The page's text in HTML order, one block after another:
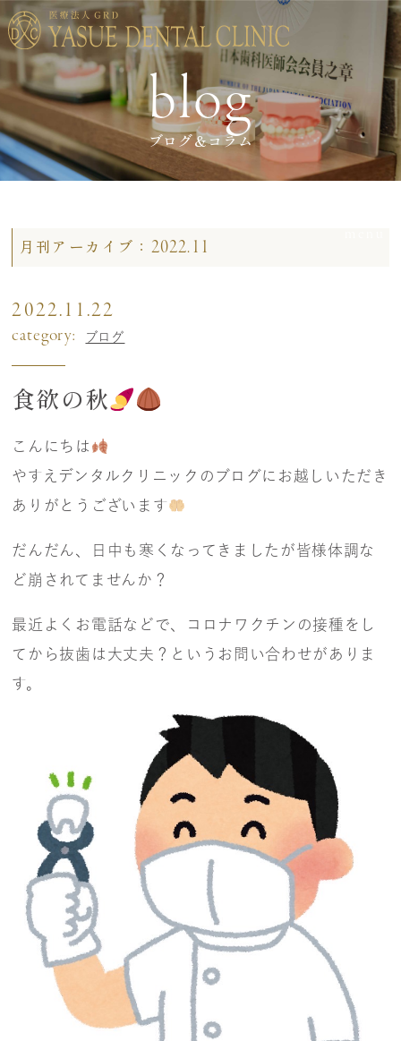
blog
ブログ＆コラム
月刊アーカイブ： 2022.11
2022.11.22
category: ブログ
食欲の秋
こんにちは
やすえデンタルクリニックのブログにお越しいただき
ありがとうございます
だんだん、日中も寒くなってきましたが皆様体調な
ど崩されてませんか？
最近よくお電話などで、コロナワクチンの接種をし
てから抜歯は大丈夫？というお問い合わせがありま
す。